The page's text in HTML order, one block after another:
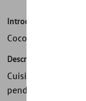
Introduction
Cocotte grey, 1,5 l
Description
Cuisinez-vous un
pendant vos